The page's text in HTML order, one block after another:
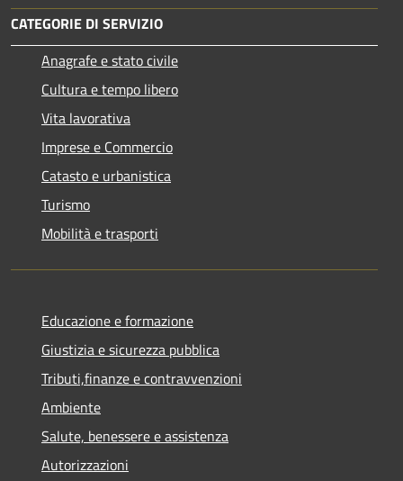
CATEGORIE DI SERVIZIO
Anagrafe e stato civile
Cultura e tempo libero
Vita lavorativa
Imprese e Commercio
Catasto e urbanistica
Turismo
Mobilità e trasporti
Educazione e formazione
Giustizia e sicurezza pubblica
Tributi,finanze e contravvenzioni
Ambiente
Salute, benessere e assistenza
Autorizzazioni